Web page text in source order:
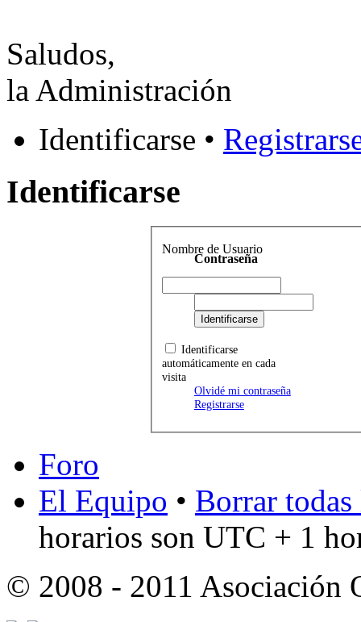
Saludos,
la Administración
Identificarse •
Identificarse
Nombre de Usuario
Contraseña
Identificarse
automáticamente en cada
visita
Olvidé mi contraseña
Registrarse
Foro
El Equipo • Borrar
horarios son UTC + 1
© 2008 - 2011 Asociación